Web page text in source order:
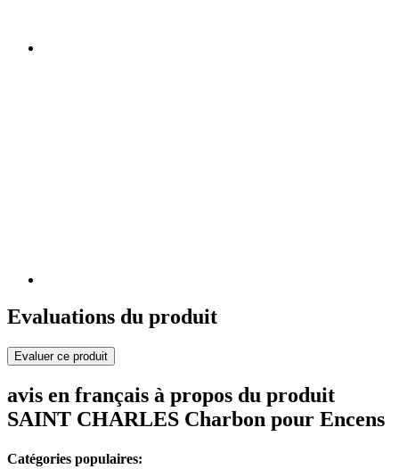
Evaluations du produit
Evaluer ce produit
avis en français à propos du produit
SAINT CHARLES Charbon pour Encens
Catégories populaires: